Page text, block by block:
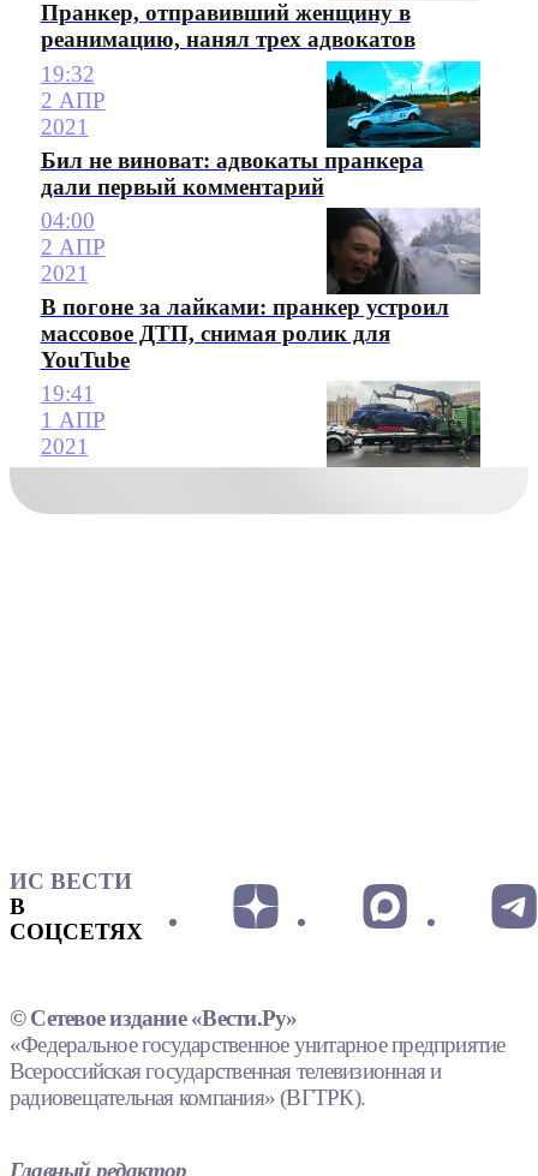
Пранкер, отправивший женщину в
реанимацию, нанял трех адвокатов
19:32
2 АПР
2021
Бил не виноват: адвокаты пранкера
дали первый комментарий
04:00
2 АПР
2021
В погоне за лайками: пранкер устроил
массовое ДТП, снимая ролик для
YouTube
19:41
1 АПР
2021
ИС ВЕСТИ
В
СОЦСЕТЯХ
© Сетевое издание «Вести.Ру»
«Федеральное государственное унитарное предприятие
Всероссийская государственная телевизионная и
радиовещательная компания» (ВГТРК).
Главный редактор